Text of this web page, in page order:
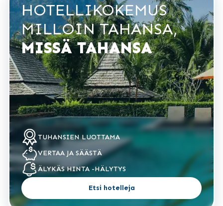
HOTELLIKOKEMUS
MILLOIN TAHANSA,
MISSÄ TAHANSA
TUHANSIENLUOTTAMA
VERTAA JA SÄÄSTÄ
ÄLYKÄS HINTA -HÄLYTYS
Etsi hotelleja